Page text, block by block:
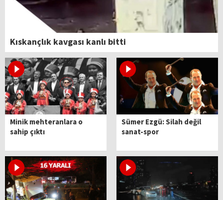
Kıskançlık kavgası kanlı bitti
Minik mehteranlara o
sahip çıktı
Sümer Ezgü: Silah değil
sanat-spor